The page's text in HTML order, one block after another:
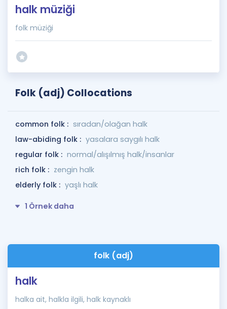
halk müziği
folk müziği
Folk (adj) Collocations
common folk : sıradan/olağan halk
law-abiding folk : yasalara saygılı halk
regular folk : normal/alışılmış halk/insanlar
rich folk : zengin halk
elderly folk : yaşlı halk
1 Örnek daha
folk (adj)
halk
halka ait, halkla ilgili, halk kaynaklı